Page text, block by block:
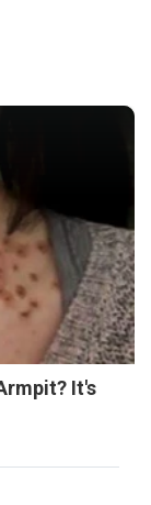
It's